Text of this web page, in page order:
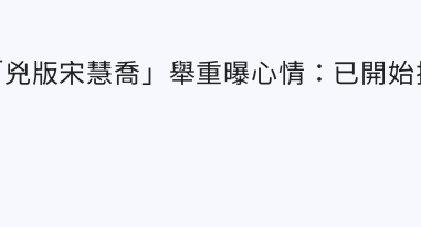
版宋慧喬」舉重曝心情：已開始